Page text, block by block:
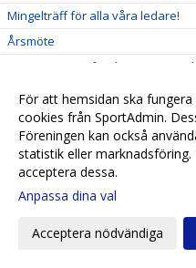
Mingelträff för alla våra ledare!
Årsmöte
Premiärnerver för damerna men
Debut i div 1!!!
Hemmapremiär - vi bjuder alla på
Inspringslag till Seniorlagen
Vill du börja spela handboll?
Fina framgångar för F03 i Göteborg
Påminnelse - En efterlängtad
För att hemsidan ska
cookies från SportAdmin.
Föreningen kan också
statistik eller
acceptera dessa.
Anpassa dina val
Acceptera nödvändiga